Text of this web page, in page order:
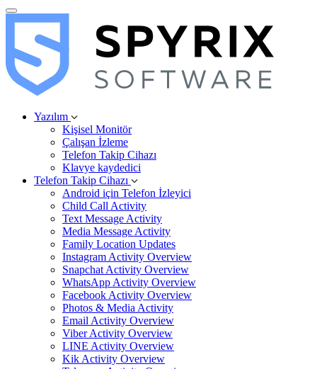
Yazılım
Kişisel Monitör
Çalışan İzleme
Telefon Takip Cihazı
Klavye kaydedici
Telefon Takip Cihazı
Android için Telefon İzleyici
Child Call Activity
Text Message Activity
Media Message Activity
Family Location Updates
Instagram Activity Overview
Snapchat Activity Overview
WhatsApp Activity Overview
Facebook Activity Overview
Photos & Media Activity
Email Activity Overview
Viber Activity Overview
LINE Activity Overview
Kik Activity Overview